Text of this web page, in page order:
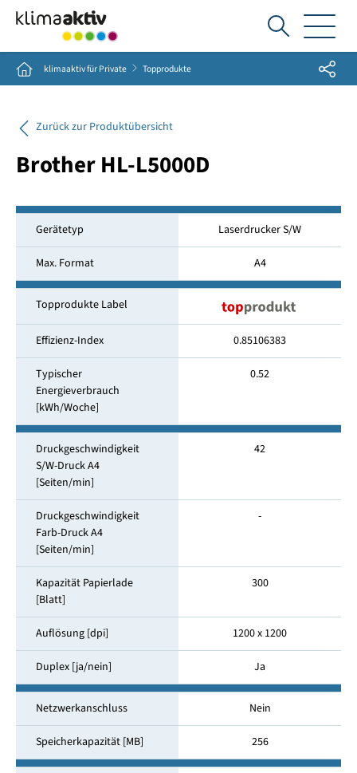
Ich
suche...
Home klimaaktiv für Private Topprodukte Share
Zurück zur Produktübersicht
Brother HL-L5000D
Gerätetyp Laserdrucker S/W
Max. Format A4
Topprodukte Label
Effizienz-Index 0.85106383
Typischer
Energieverbrauch
[kWh/Woche]
0.52
Druckgeschwindigkeit
S/W-Druck A4
[Seiten/min]
42
Druckgeschwindigkeit
Farb-Druck A4
[Seiten/min]
-
Kapazität Papierlade
[Blatt]
300
Auflösung [dpi] 1200 x 1200
Duplex [ja/nein] Ja
Netzwerkanschluss Nein
Speicherkapazität [MB] 256